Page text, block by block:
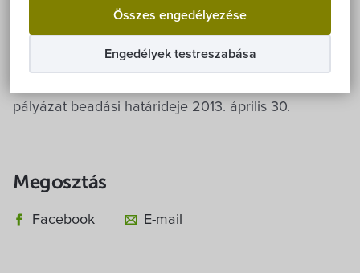
Összes engedélyezése
Engedélyek testreszabása
Választási információk
Közoktatási Intézmények
rendelkező csoportokat). A pályázati feltételeket a
3/2013. (IV. 6.) önkormányzati rendelet tartalmazza.
A rendelet, a pályázati adatlap és a benyújtáshoz
pályázat beadási határideje 2013. április 30.
Megosztás
Facebook E-mail